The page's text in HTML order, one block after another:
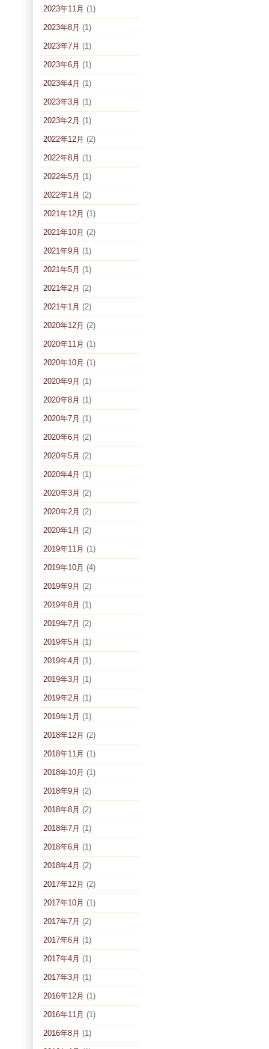
2023年11月 (1)
2023年8月 (1)
2023年7月 (1)
2023年6月 (1)
2023年4月 (1)
2023年3月 (1)
2023年2月 (1)
2022年12月 (2)
2022年8月 (1)
2022年5月 (1)
2022年1月 (2)
2021年12月 (1)
2021年10月 (2)
2021年9月 (1)
2021年5月 (1)
2021年2月 (2)
2021年1月 (2)
2020年12月 (2)
2020年11月 (1)
2020年10月 (1)
2020年9月 (1)
2020年8月 (1)
2020年7月 (1)
2020年6月 (2)
2020年5月 (2)
2020年4月 (1)
2020年3月 (2)
2020年2月 (2)
2020年1月 (2)
2019年11月 (1)
2019年10月 (4)
2019年9月 (2)
2019年8月 (1)
2019年7月 (2)
2019年5月 (1)
2019年4月 (1)
2019年3月 (1)
2019年2月 (1)
2019年1月 (1)
2018年12月 (2)
2018年11月 (1)
2018年10月 (1)
2018年9月 (2)
2018年8月 (2)
2018年7月 (1)
2018年6月 (1)
2018年4月 (2)
2017年12月 (2)
2017年10月 (1)
2017年7月 (2)
2017年6月 (1)
2017年4月 (1)
2017年3月 (1)
2016年12月 (1)
2016年11月 (1)
2016年8月 (1)